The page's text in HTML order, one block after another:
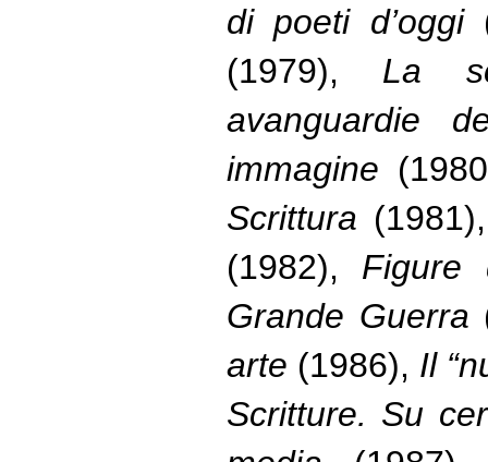
di poeti d’oggi
(1979), La
avanguardie
immagine
Scrittura
(1982), Figure
Grande Guerra
arte (1986), Il
Scritture. Su